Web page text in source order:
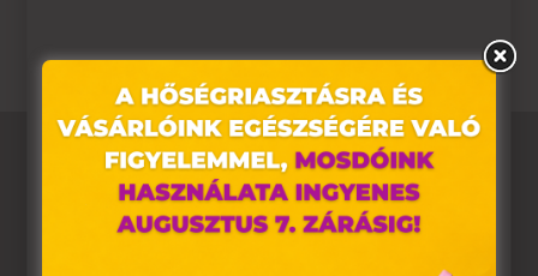
Ez az oldal sütiket használ
Weboldalunkon „cookie"-kat (továbbiakban „süti")
alkalmazunk. Ezek olyan fájlok, melyek információt
tárolnak webes böngészőjében. Ehhez az Ön
hozzájárulása szükséges.
A „sütiket" az elektronikus hírközlésről szóló 2003. évi C.
törvény, az elektronikus kereskedelmi szolgáltatások, az